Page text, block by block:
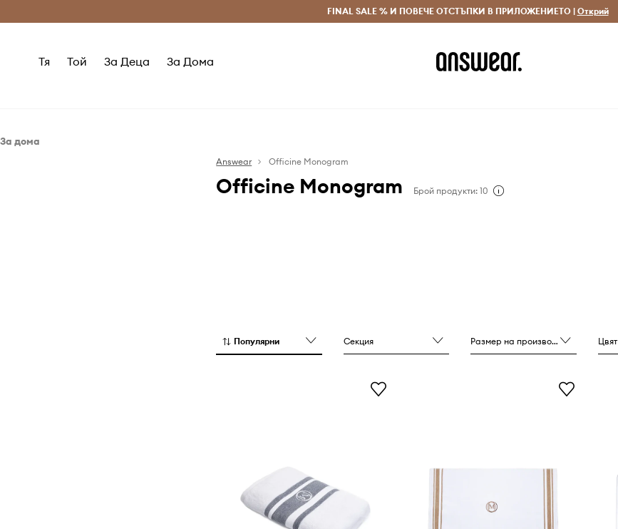
Безплатни доставка и връщане за поръчки над 70 EUR Доставка 1-5 дни
FINAL SALE % И ПОВЕЧЕ ОТСТЪПКИ В ПРИЛОЖЕНИЕТО | Открий
Тя Той За Деца За Дома
За дома
Answear Officine Monogram
Officine Monogram Брой продукти: 10
Популярни Секция Размер на производителя Цвят